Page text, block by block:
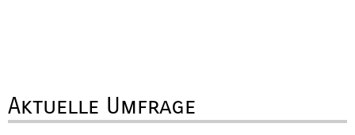
Aktuelle Umfrage